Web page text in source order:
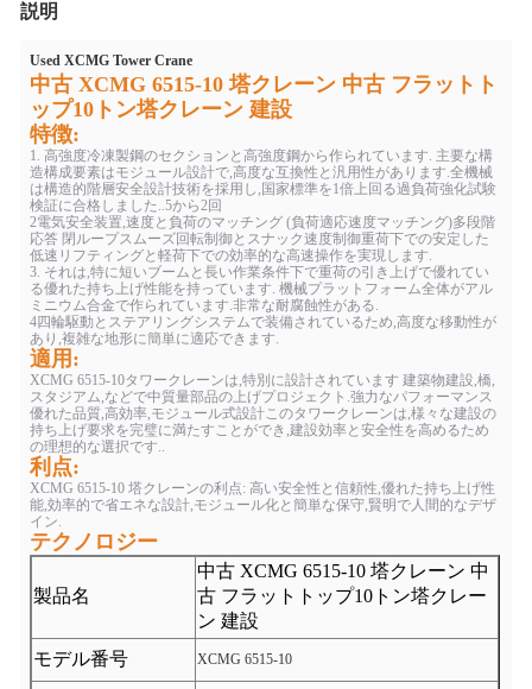
説明
Used XCMG Tower Crane
中古 XCMG 6515-10 塔クレーン 中古 フラットト
ップ10トン塔クレーン 建設
特徴:
1. 高強度冷凍製鋼のセクションと高強度鋼から作られています. 主要な構
造構成要素はモジュール設計で,高度な互換性と汎用性があります.全機械
は構造的階層安全設計技術を採用し,国家標準を1倍上回る過負荷強化試験
検証に合格しました..5から2回
2電気安全装置,速度と負荷のマッチング (負荷適応速度マッチング)多段階
応答 閉ループスムーズ回転制御とスナック速度制御重荷下での安定した
低速リフティングと軽荷下での効率的な高速操作を実現します.
3. それは,特に短いブームと長い作業条件下で重荷の引き上げで優れてい
る優れた持ち上げ性能を持っています. 機械プラットフォーム全体がアル
ミニウム合金で作られています.非常な耐腐蝕性がある.
4四輪駆動とステアリングシステムで装備されているため,高度な移動性が
あり,複雑な地形に簡単に適応できます.
適用:
XCMG 6515-10タワークレーンは,特別に設計されています 建築物建設,橋,
スタジアム,などで中質量部品の上げプロジェクト.強力なパフォーマンス
優れた品質,高効率,モジュール式設計このタワークレーンは,様々な建設の
持ち上げ要求を完璧に満たすことができ,建設効率と安全性を高めるため
の理想的な選択です..
利点:
XCMG 6515-10 塔クレーンの利点: 高い安全性と信頼性,優れた持ち上げ性
能,効率的で省エネな設計,モジュール化と簡単な保守,賢明で人間的なデザ
イン.
テクノロジー
製品名
中古 XCMG 6515-10 塔クレーン 中
古 フラットトップ10トン塔クレー
ン 建設
モデル番号
XCMG 6515-10